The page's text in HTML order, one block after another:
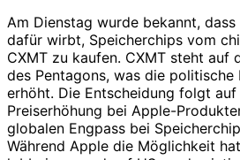
Am Dienstag wurde bekannt,
dafür wirbt, Speicherchips vom
CXMT zu kaufen. CXMT steht auf
des Pentagons, was die politische
erhöht. Die Entscheidung folgt
Preiserhöhung bei Apple-
globalen Engpass bei
Während Apple die Möglichkeit